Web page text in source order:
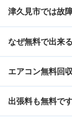
津久見市では故
なぜ無料で出来
エアコン無料回
出張料も無料で